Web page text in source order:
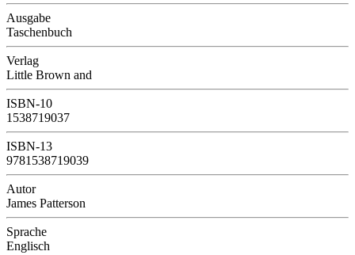
Ausgabe
Taschenbuch
Verlag
Little Brown and
ISBN-10
1538719037
ISBN-13
9781538719039
Autor
James Patterson
Sprache
Englisch